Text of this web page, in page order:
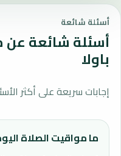
أسئلة شائعة
أسئلة شائعة عن
باولا
إجابات سريعة على أكثر
ما مواقيت الصلاة